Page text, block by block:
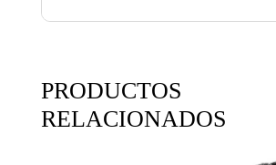
PRODUCTOS
RELACIONADOS